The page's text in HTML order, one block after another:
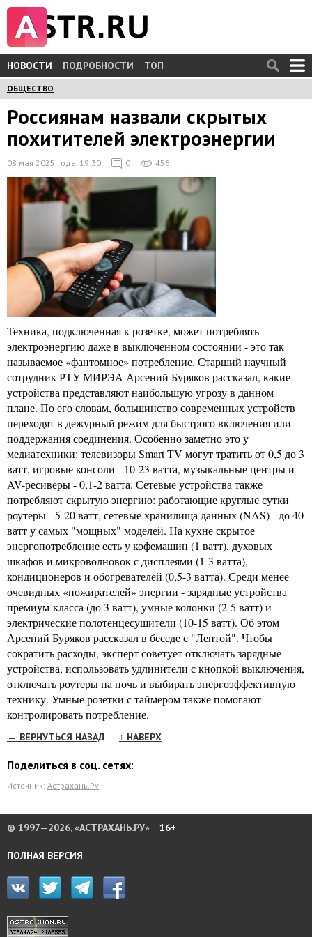
НОВОСТИ ПОДРОБНОСТИ ТОП
ОБЩЕСТВО
Россиянам назвали скрытых
похитителей электроэнергии
08 мая 2025 года, 19:30 0 456
Техника, подключенная к розетке, может потреблять
электроэнергию даже в выключенном состоянии - это так
называемое «фантомное» потребление. Старший научный
сотрудник РТУ МИРЭА Арсений Буряков рассказал, какие
устройства представляют наибольшую угрозу в данном
плане. По его словам, большинство современных устройств
переходят в дежурный режим для быстрого включения или
поддержания соединения. Особенно заметно это у
медиатехники: телевизоры Smart TV могут тратить от 0,5 до 3
ватт, игровые консоли - 10-23 ватта, музыкальные центры и
AV-ресиверы - 0,1-2 ватта. Сетевые устройства также
потребляют скрытую энергию: работающие круглые сутки
роутеры - 5-20 ватт, сетевые хранилища данных (NAS) - до 40
ватт у самых "мощных" моделей. На кухне скрытое
энергопотребление есть у кофемашин (1 ватт), духовых
шкафов и микроволновок с дисплеями (1-3 ватта),
кондиционеров и обогревателей (0,5-3 ватта). Среди менее
очевидных «пожирателей» энергии - зарядные устройства
премиум-класса (до 3 ватт), умные колонки (2-5 ватт) и
электрические полотенцесушители (10-15 ватт). Об этом
Арсений Буряков рассказал в беседе с "Лентой". Чтобы
сократить расходы, эксперт советует отключать зарядные
устройства, использовать удлинители с кнопкой выключения,
отключать роутеры на ночь и выбирать энергоэффективную
технику. Умные розетки с таймером также помогают
контролировать потребление.
← ВЕРНУТЬСЯ НАЗАД ↑ НАВЕРХ
Поделиться в соц. сетях:
Источник: Астрахань.Ру
© 1997—2026, «АСТРАХАНЬ.РУ» 16+
ПОЛНАЯ ВЕРСИЯ